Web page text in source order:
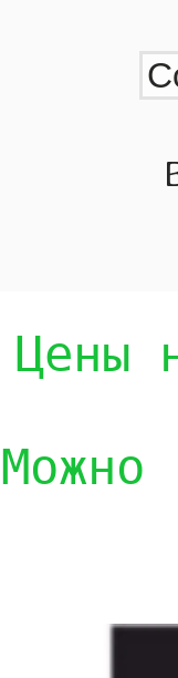
Цены
Можно